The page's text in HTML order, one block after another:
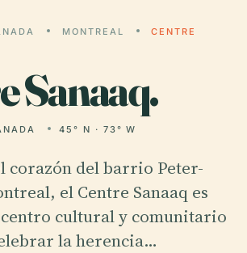
MONTREAL
CENTRE
Sanaaq.
45° N · 73° W
corazón del barrio Peter-
el Centre Sanaaq es
cultural y comunitario
la herencia…